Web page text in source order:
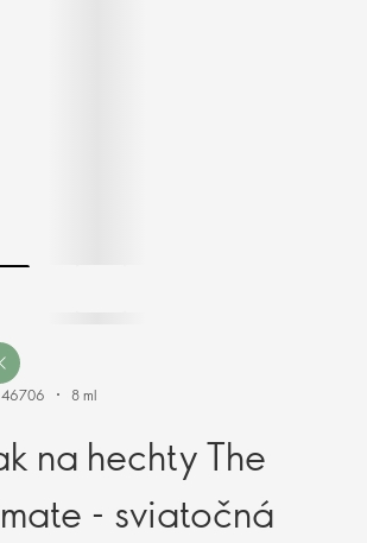
na hechty The
- sviatočná
46706 8 ml